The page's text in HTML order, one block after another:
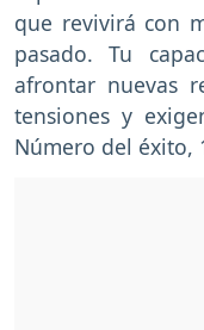
que revivirá con
pasado. Tu
afrontar nuevas
tensiones y
Número del éxito,